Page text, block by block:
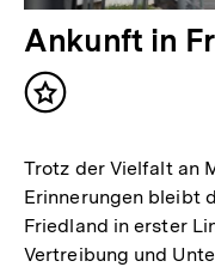
Ankunft in
Inhalt
Trotz der Vielfalt an
Erinnerungen bleibt
Friedland in erster
Vertreibung und